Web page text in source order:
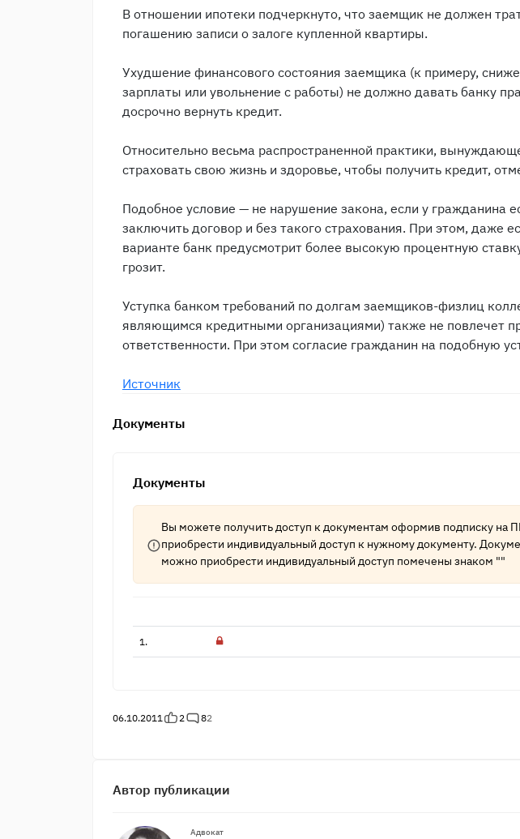
В отношении ипотеки подчеркнуто, что заемщик не должен
погашению записи о залоге купленной квартиры.
Ухудшение финансового состояния заемщика (к примеру,
зарплаты или увольнение с работы) не должно давать банку
досрочно вернуть кредит.
Относительно весьма распространенной практики,
страховать свою жизнь и здоровье, чтобы получить кредит,
Подобное условие — не нарушение закона, если у гражданина
заключить договор и без такого страхования. При этом, даже
варианте банк предусмотрит более высокую процентную
грозит.
Уступка банком требований по долгам заемщиков-физлиц
являющимся кредитными организациями) также не повлечет
ответственности. При этом согласие гражданин на подобную
Источник
Документы
Документы
Вы можете получить доступ к документам оформив подписку на
приобрести индивидуальный доступ к нужному документу.
можно приобрести индивидуальный доступ помечены знаком ""
1.
06.10.2011 2 82
Автор публикации
Адвокат